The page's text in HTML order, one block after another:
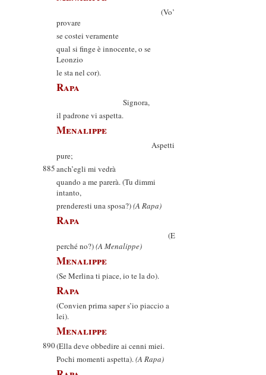
(Vo’
provare
se costei veramente
qual si finge è innocente, o se
Leonzio
le sta nel cor).
Rapa
Signora,
il padrone vi aspetta.
Menalippe
Aspetti
pure;
885anch’egli mi vedrà
quando a me parerà. (Tu dimmi
intanto,
prenderesti una sposa?)(A Rapa)
Rapa
(E
perché no?)(A Menalippe)
Menalippe
(Se Merlina ti piace, io te la do).
Rapa
(Convien prima saper s’io piaccio a
lei).
Menalippe
890(Ella deve obbedire ai cenni miei.
Pochi momenti aspetta).(A Rapa)